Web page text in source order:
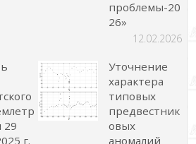
проблемы-20
26»
12.02.2026
29
г.
Уточнение
характера
типовых
предвестник
овых
аномалий